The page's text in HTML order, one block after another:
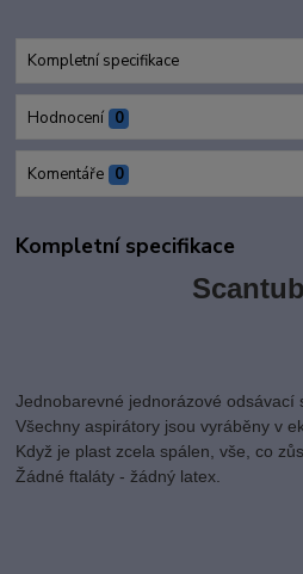
Kompletní specifikace
Hodnocení 0
Komentáře 0
Kompletní specifikace
Jednobarevné jednorázové odsávací
Všechny aspirátory jsou vyráběny v
Když je plast zcela spálen, vše, co
Žádné ftaláty - žádný latex.